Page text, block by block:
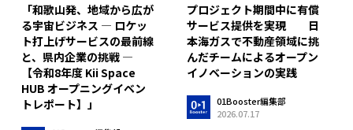
「和歌山発、地域から広が
る宇宙ビジネス ― ロケッ
ト打上げサービスの最前線
と、県内企業の挑戦 ―
【令和8年度 Kii Space
HUB オープニングイベン
トレポート】」
プロジェクト期間中に有償
サービス提供を実現 日
本海ガスで不動産領域に挑
んだチームによるオープン
イノベーションの実践
01Booster編集部
2026.07.17